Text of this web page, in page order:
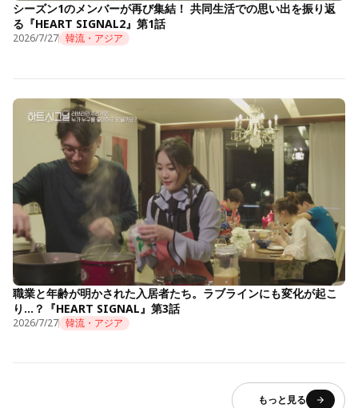
シーズン1のメンバーが再び集結！ 共同生活での思い出を振り返
る『HEART SIGNAL2』第1話
2026/7/27 韓流・アジア
職業と年齢が明かされた入居者たち。ラブラインにも変化が起こ
り…？『HEART SIGNAL』第3話
2026/7/27 韓流・アジア
もっと見る